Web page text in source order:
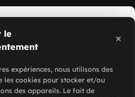
le
expériences, nous utilisons des
les cookies pour stocker et/ou
des appareils. Le fait de
CDI